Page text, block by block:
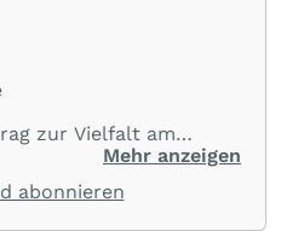
zur Vielfalt am
spannende
aus allen Teilen
Mehr anzeigen
abonnieren